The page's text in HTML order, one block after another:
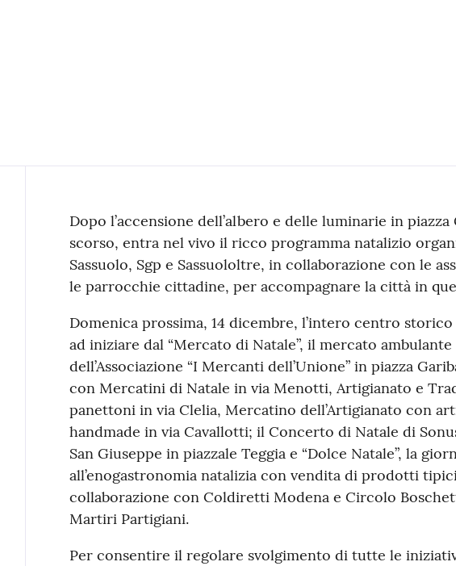
Contenuto
Dopo l’accensione dell’albero e delle luminarie in piazza
scorso, entra nel vivo il ricco programma natalizio
Sassuolo, Sgp e Sassuololtre, in collaborazione con le
le parrocchie cittadine, per accompagnare la città in
Domenica prossima, 14 dicembre, l’intero centro
ad iniziare dal “Mercato di Natale”, il mercato
dell’Associazione “I Mercanti dell’Unione” in piazza
con Mercatini di Natale in via Menotti, Artigianato e
panettoni in via Clelia, Mercatino dell’Artigianato con
handmade in via Cavallotti; il Concerto di Natale di
San Giuseppe in piazzale Teggia e “Dolce Natale”, la
all’enogastronomia natalizia con vendita di prodotti
collaborazione con Coldiretti Modena e Circolo
Martiri Partigiani.
Per consentire il regolare svolgimento di tutte le